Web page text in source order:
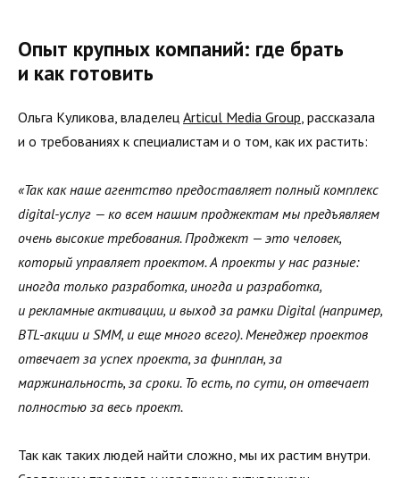
Опыт крупных компаний: где брать
и как готовить
Ольга Куликова, владелец Articul Media Group , рассказала
и о требованиях к специалистам и о том, как их растить:
«Так как наше агентство предоставляет полный комплекс
digital-услуг — ко всем нашим проджектам мы предъявляем
очень высокие требования. Проджект — это человек,
который управляет проектом. А проекты у нас разные:
иногда только разработка, иногда и разработка,
и рекламные активации, и выход за рамки Digital (например,
BTL-акции и SMM, и еще много всего). Менеджер проектов
отвечает за успех проекта, за финплан, за
маржинальность, за сроки. То есть, по сути, он отвечает
полностью за весь проект.
Так как таких людей найти сложно, мы их растим внутри.